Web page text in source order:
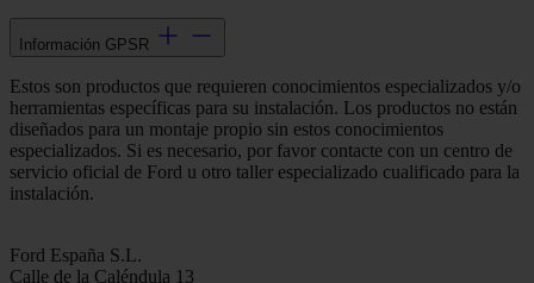
Información GPSR
Estos son productos que requieren conocimientos especializados y/o
herramientas específicas para su instalación. Los productos no están
diseñados para un montaje propio sin estos conocimientos
especializados. Si es necesario, por favor contacte con un centro de
servicio oficial de Ford u otro taller especializado cualificado para la
instalación.
Ford España S.L.
Calle de la Caléndula 13